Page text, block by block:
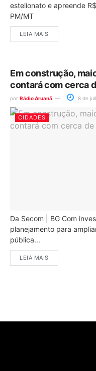
estelionato e apreende
PM/MT
LEIA MAIS
Em construção,
contará com cerca
por Rádio Aruanã 8 de
CIDADES
Da Secom | BG Com
planejamento para
pública...
LEIA MAIS